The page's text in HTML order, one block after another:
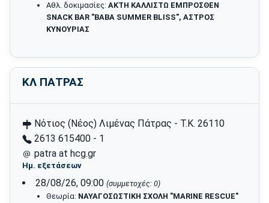
Αθλ. δοκιμασίες: ΑΚΤΗ ΚΑΛΛΙΣΤΩ ΕΜΠΡΟΣΘΕΝ
SNACK BAR "BABA SUMMER BLISS", ΑΣΤΡΟΣ
ΚΥΝΟΥΡΙΑΣ
ΚΛ ΠΑΤΡΑΣ
Νότιος (Νέος) Λιμένας Πάτρας - Τ.Κ. 26110
2613 615400 - 1
patra at hcg.gr
Ημ. εξετάσεων
28/08/26, 09:00 (συμμετοχές: 0)
Θεωρία: ΝΑΥΑΓΟΣΩΣΤΙΚΗ ΣΧΟΛΗ "MARINE RESCUE"